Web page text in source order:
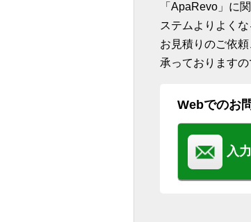
「ApaRevo」に
ステムよりよく
お見積りのご依
承っております
Webでのお
入